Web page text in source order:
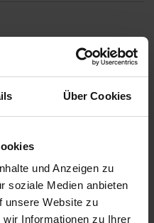
Über Cookies
und Anzeigen zu
soziale Medien anbieten
unsere Website zu
Informationen zu Ihrer
auch mit 2,0mm oder
(